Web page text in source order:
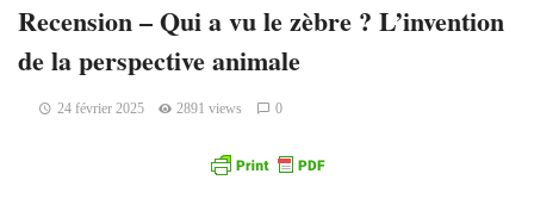
Recension – Qui a vu le zèbre ? L’invention
de la perspective animale
24 février 2025 2891 views 0